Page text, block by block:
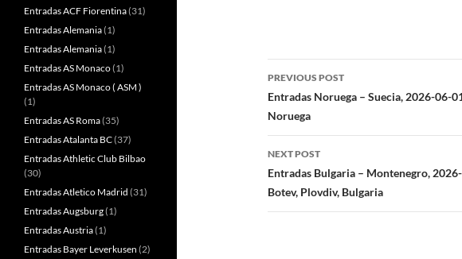
Post
navigation
PREVIOUS POST
Entradas Noruega – Suecia, 2026-06-
Noruega
NEXT POST
Entradas Bulgaria – Montenegro,
Botev, Plovdiv, Bulgaria
Entradas ACF Fiorentina(31)
Entradas Alemania(1)
Entradas Alemania(1)
Entradas AS Monaco(1)
Entradas AS Monaco ( ASM )
(1)
Entradas AS Roma(35)
Entradas Atalanta BC(37)
Entradas Athletic Club Bilbao
(30)
Entradas Atletico Madrid (31)
Entradas Augsburg(1)
Entradas Austria(1)
Entradas Bayer Leverkusen (2)